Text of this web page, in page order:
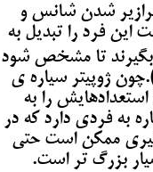
شدن شانس و
این فرد را تبدیل به
بگیرند تا مشخص شود
ژوپیتر سیاره ی
را به
به فردی دارد که در
ممکن است حتی
بزرگ تر است.